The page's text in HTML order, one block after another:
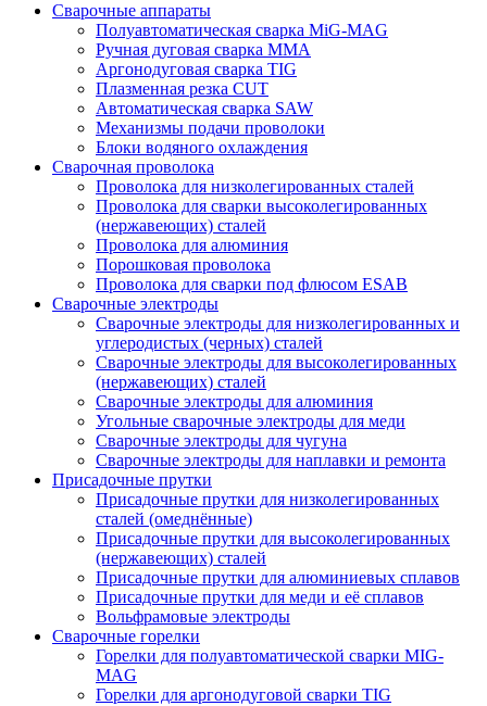
Сварочные аппараты
Полуавтоматическая сварка MiG-MAG
Ручная дуговая сварка MMA
Аргонодуговая сварка TIG
Плазменная резка CUT
Автоматическая сварка SAW
Механизмы подачи проволоки
Блоки водяного охлаждения
Сварочная проволока
Проволока для низколегированных сталей
Проволока для сварки высоколегированных
(нержавеющих) сталей
Проволока для алюминия
Порошковая проволока
Проволока для сварки под флюсом ESAB
Сварочные электроды
Сварочные электроды для низколегированных и
углеродистых (черных) сталей
Сварочные электроды для высоколегированных
(нержавеющих) сталей
Сварочные электроды для алюминия
Угольные сварочные электроды для меди
Сварочные электроды для чугуна
Сварочные электроды для наплавки и ремонта
Присадочные прутки
Присадочные прутки для низколегированных
сталей (омеднённые)
Присадочные прутки для высоколегированных
(нержавеющих) сталей
Присадочные прутки для алюминиевых сплавов
Присадочные прутки для меди и её сплавов
Вольфрамовые электроды
Сварочные горелки
Горелки для полуавтоматической сварки MIG-
MAG
Горелки для аргонодуговой сварки TIG